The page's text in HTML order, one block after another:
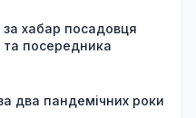
хабар посадовця
посередника
два пандемічних роки